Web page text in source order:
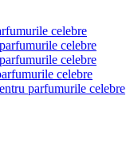
celebre
celebre
celebre
celebre
parfumurile celebre